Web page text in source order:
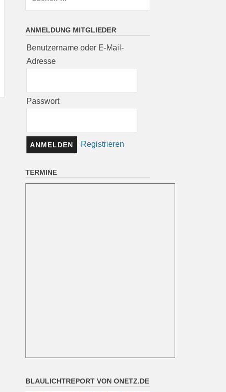
ANMELDUNG MITGLIEDER
Benutzername oder E-Mail-
Adresse
Passwort
Registrieren
TERMINE
BLAULICHTREPORT VON ONETZ.DE